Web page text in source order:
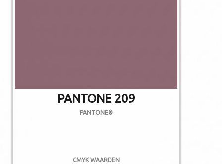
PANTONE 209
PANTONE®
CMYK WAARDEN